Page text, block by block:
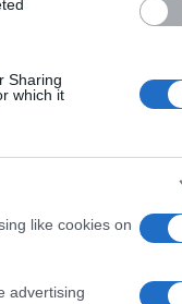
Sharing
which it
like cookies on
advertising
repülési